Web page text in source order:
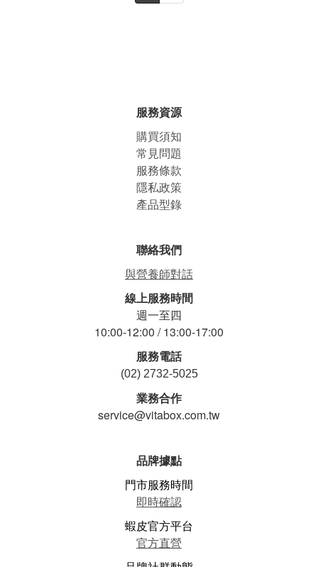
服務資源
購買須知
常見問題
服務條款
隱私政策
產品型錄
聯絡我們
與營養師對話
線上服務時間
週一至四
10:00-12:00 / 13:00-17:00
服務電話
(02) 2732-5025
業務合作
service@vitabox.com.tw
品牌據點
門市服務時間
即時確認
蝦皮官方平台
官方直營